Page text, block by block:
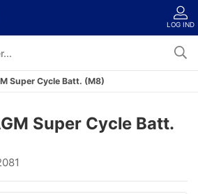
LOG IND
Super Cycle Batt. (M8)
Super Cycle Batt.